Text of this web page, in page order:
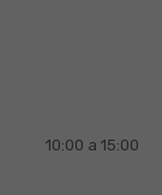
10:00 a 15:00